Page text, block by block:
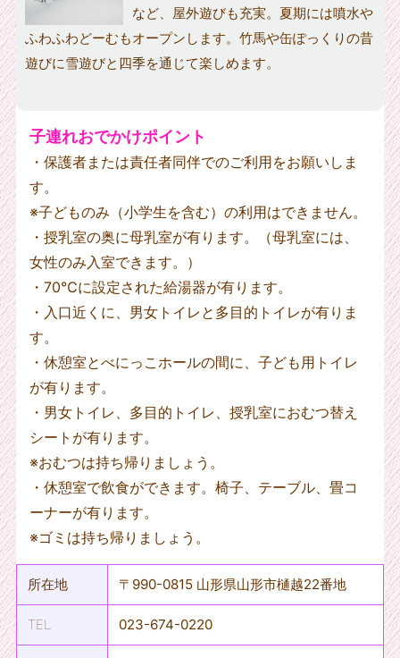
など、屋外遊びも充実。夏期には噴水や
ふわふわどーむもオープンします。竹馬や缶ぽっくりの昔
遊びに雪遊びと四季を通じて楽しめます。
子連れおでかけポイント
・保護者または責任者同伴でのご利用をお願いしま
す。
※子どものみ（小学生を含む）の利用はできません。
・授乳室の奥に母乳室が有ります。（母乳室には、
女性のみ入室できます。）
・70℃に設定された給湯器が有ります。
・入口近くに、男女トイレと多目的トイレが有りま
す。
・休憩室とべにっこホールの間に、子ども用トイレ
が有ります。
・男女トイレ、多目的トイレ、授乳室におむつ替え
シートが有ります。
※おむつは持ち帰りましょう。
・休憩室で飲食ができます。椅子、テーブル、畳コ
ーナーが有ります。
※ゴミは持ち帰りましょう。
所在地 〒990-0815 山形県山形市樋越22番地
TEL 023-674-0220